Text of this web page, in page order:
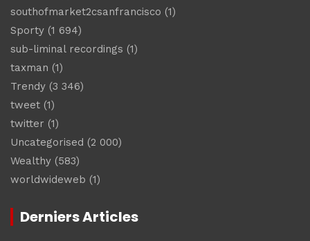
southofmarket2csanfrancisco (1)
Sporty (1 694)
sub-liminal recordings (1)
taxman (1)
Trendy (3 346)
tweet (1)
twitter (1)
Uncategorised (2 000)
Wealthy (583)
worldwideweb (1)
Derniers Articles